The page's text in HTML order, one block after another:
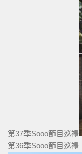
第37季Sooo節目巡禮
第36季Sooo節目巡禮